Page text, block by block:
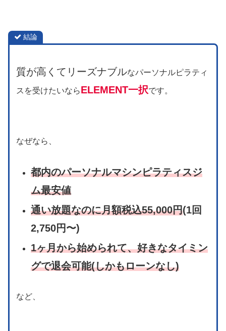
結論
質が高くてリーズナブルなパーソナルピラティ
スを受けたいならELEMENT一択です。
なぜなら、
都内のパーソナルマシンピラティスジ
ム最安値
通い放題なのに月額税込55,000円(1回
2,750円〜)
1ヶ月から始められて、好きなタイミン
グで退会可能(しかもローンなし)
など、